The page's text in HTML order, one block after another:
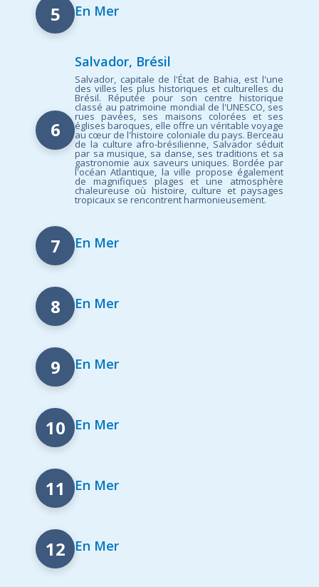
5 En Mer
6
Salvador, Brésil
Salvador, capitale de l'État de Bahia, est l'une
des villes les plus historiques et culturelles du
Brésil. Réputée pour son centre historique
classé au patrimoine mondial de l'UNESCO, ses
rues pavées, ses maisons colorées et ses
églises baroques, elle offre un véritable voyage
au cœur de l'histoire coloniale du pays. Berceau
de la culture afro-brésilienne, Salvador séduit
par sa musique, sa danse, ses traditions et sa
gastronomie aux saveurs uniques. Bordée par
l'océan Atlantique, la ville propose également
de magnifiques plages et une atmosphère
chaleureuse où histoire, culture et paysages
tropicaux se rencontrent harmonieusement.
7 En Mer
8 En Mer
9 En Mer
10 En Mer
11 En Mer
12 En Mer